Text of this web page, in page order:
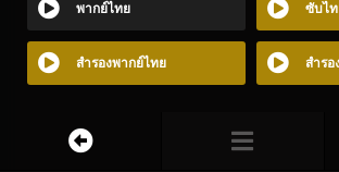
พากย์ไทย ซับไ
สำรองพากย์ไทย สำรอ